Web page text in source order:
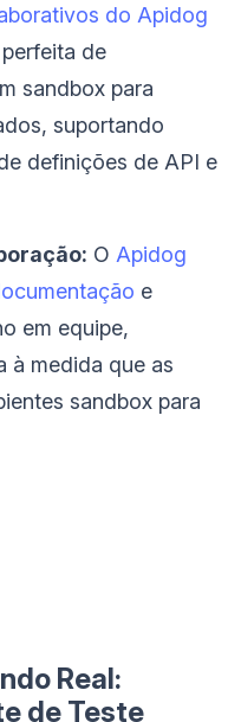
do Apidog
de
sandbox para
suportando
definições de API e
O Apidog
e
em equipe,
à medida que as
sandbox para
Real:
de Teste